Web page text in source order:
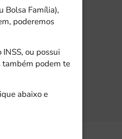
Bolsa Família),
poderemos
ou possui
também podem te
abaixo e